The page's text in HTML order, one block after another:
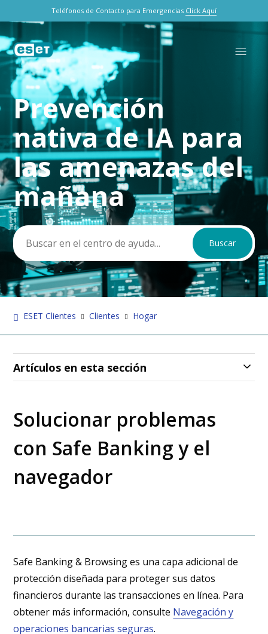
Teléfonos de Contacto para Emergencias Click Aquí
Búsqueda
Prevención
nativa de IA para
las amenazas del
mañana
ESET Clientes Clientes Hogar
Artículos en esta sección
Solucionar problemas
con Safe Banking y el
navegador
Safe Banking & Browsing es una capa adicional de
protección diseñada para proteger sus datos
financieros durante las transacciones en línea. Para
obtener más información, consulte Navegación y
operaciones bancarias seguras.